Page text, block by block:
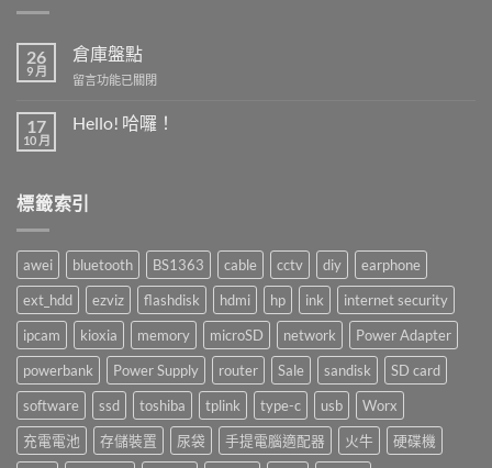
26
9 月
倉庫盤點
在
庫
留言功能已關閉
17
10 月
Hello! 哈囉！
中
標籤索引
awei bluetooth BS1363 cable cctv diy
earphone
ext_hdd
ezviz flashdisk hdmi hp ink
internet security
ipcam
kioxia memory microSD network
Power Adapter
powerbank
Power Supply router Sale sandisk
SD card
software
ssd toshiba tplink type-c usb
Worx
充電電池
存儲裝置 尿袋 手提電腦適配器 火牛
硬碟機